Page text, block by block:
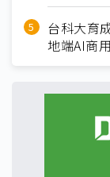
台科大育
地端AI商用